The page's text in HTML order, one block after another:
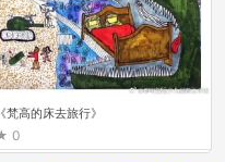
《梵高的床去旅行》
0